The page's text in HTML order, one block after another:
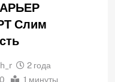
Слим
2 года
0 1 минуты